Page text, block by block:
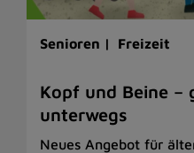
Senioren | Freizeit
Kopf und Beine –
unterwegs
Neues Angebot für